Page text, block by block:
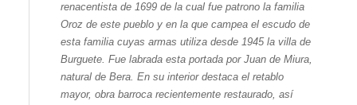
renacentista de 1699 de la cual fue patrono la familia
Oroz de este pueblo y en la que campea el escudo de
esta familia cuyas armas utiliza desde 1945 la villa de
Burguete. Fue labrada esta portada por Juan de Miura,
natural de Bera. En su interior destaca el retablo
mayor, obra barroca recientemente restaurado, así